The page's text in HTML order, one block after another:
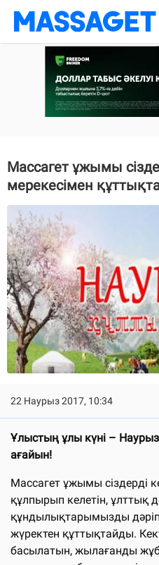
Массагет ұжымы
мерекесімен
22 Наурыз 2017, 10:34
Ұлыстың ұлы күні –
ағайын!
Массагет ұжымы сіздерді
құлпырып келетін, ұлттық
құндылықтарымызды
жүректен құттықтайды.
басылатын, жылағанды